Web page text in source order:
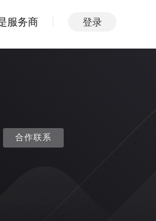
服务商 登录
合作联系